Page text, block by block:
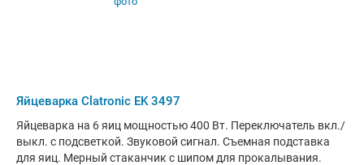
Яйцеварка Clatronic EK 3497
Яйцеварка на 6 яиц мощностью 400 Вт. Переключатель вкл./
выкл. с подсветкой. Звуковой сигнал. Съемная подставка
для яиц. Мерный стаканчик с шипом для прокалывания.